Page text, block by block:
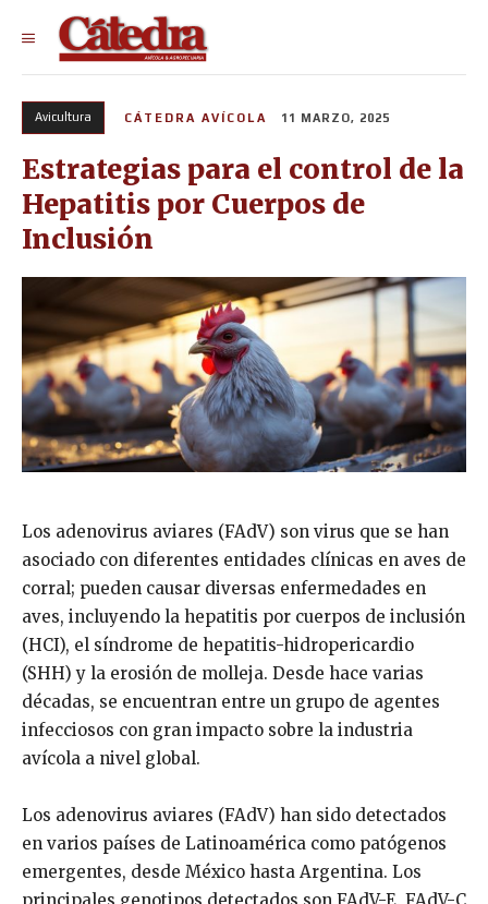
Avicultura CÁTEDRA AVÍCOLA 11 MARZO, 2025
Estrategias para el control de la
Hepatitis por Cuerpos de
Inclusión
Los adenovirus aviares (FAdV) son virus que se han
asociado con diferentes entidades clínicas en aves de
corral; pueden causar diversas enfermedades en
aves, incluyendo la hepatitis por cuerpos de inclusión
(HCI), el síndrome de hepatitis-hidropericardio
(SHH) y la erosión de molleja. Desde hace varias
décadas, se encuentran entre un grupo de agentes
infecciosos con gran impacto sobre la industria
avícola a nivel global.
Los adenovirus aviares (FAdV) han sido detectados
en varios países de Latinoamérica como patógenos
emergentes, desde México hasta Argentina. Los